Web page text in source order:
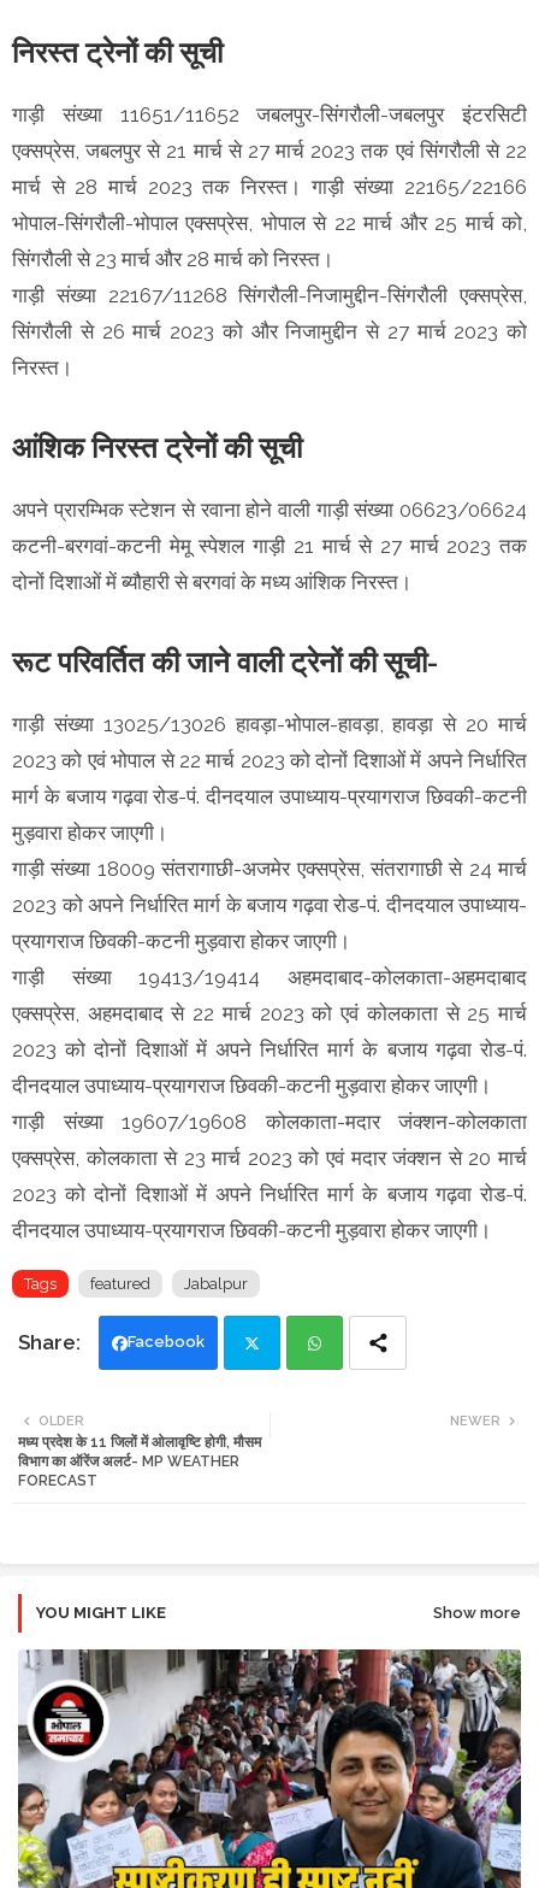
निरस्त ट्रेनों की सूची
गाड़ी संख्या 11651/11652 जबलपुर-सिंगरौली-जबलपुर इंटरसिटी
एक्सप्रेस, जबलपुर से 21 मार्च से 27 मार्च 2023 तक एवं सिंगरौली से 22
मार्च से 28 मार्च 2023 तक निरस्त। गाड़ी संख्या 22165/22166
भोपाल-सिंगरौली-भोपाल एक्सप्रेस, भोपाल से 22 मार्च और 25 मार्च को,
सिंगरौली से 23 मार्च और 28 मार्च को निरस्त।
गाड़ी संख्या 22167/11268 सिंगरौली-निजामुद्दीन-सिंगरौली एक्सप्रेस,
सिंगरौली से 26 मार्च 2023 को और निजामुद्दीन से 27 मार्च 2023 को
निरस्त।
आंशिक निरस्त ट्रेनों की सूची
अपने प्रारम्भिक स्टेशन से रवाना होने वाली गाड़ी संख्या 06623/06624
कटनी-बरगवां-कटनी मेमू स्पेशल गाड़ी 21 मार्च से 27 मार्च 2023 तक
दोनों दिशाओं में ब्यौहारी से बरगवां के मध्य आंशिक निरस्त।
रूट परिवर्तित की जाने वाली ट्रेनों की सूची-
गाड़ी संख्या 13025/13026 हावड़ा-भोपाल-हावड़ा, हावड़ा से 20 मार्च
2023 को एवं भोपाल से 22 मार्च 2023 को दोनों दिशाओं में अपने निर्धारित
मार्ग के बजाय गढ़वा रोड-पं. दीनदयाल उपाध्याय-प्रयागराज छिवकी-कटनी
मुड़वारा होकर जाएगी।
गाड़ी संख्या 18009 संतरागाछी-अजमेर एक्सप्रेस, संतरागाछी से 24 मार्च
2023 को अपने निर्धारित मार्ग के बजाय गढ़वा रोड-पं. दीनदयाल उपाध्याय-
प्रयागराज छिवकी-कटनी मुड़वारा होकर जाएगी।
गाड़ी संख्या 19413/19414 अहमदाबाद-कोलकाता-अहमदाबाद
एक्सप्रेस, अहमदाबाद से 22 मार्च 2023 को एवं कोलकाता से 25 मार्च
2023 को दोनों दिशाओं में अपने निर्धारित मार्ग के बजाय गढ़वा रोड-पं.
दीनदयाल उपाध्याय-प्रयागराज छिवकी-कटनी मुड़वारा होकर जाएगी।
गाड़ी संख्या 19607/19608 कोलकाता-मदार जंक्शन-कोलकाता
एक्सप्रेस, कोलकाता से 23 मार्च 2023 को एवं मदार जंक्शन से 20 मार्च
2023 को दोनों दिशाओं में अपने निर्धारित मार्ग के बजाय गढ़वा रोड-पं.
दीनदयाल उपाध्याय-प्रयागराज छिवकी-कटनी मुड़वारा होकर जाएगी।
Tags featured Jabalpur
Facebook
tte
NEWER
OLDER
मध्य प्रदेश के 11 जिलों में ओलावृष्टि होगी, मौसम
विभाग का ऑरेंज अलर्ट- MP WEATHER
FORECAST
YOU MIGHT LIKE Show more